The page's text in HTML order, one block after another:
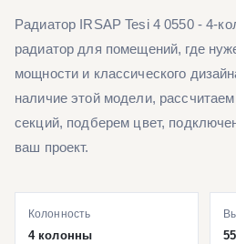
Радиатор IRSAP Tesi 4 0550 - 4-
радиатор для помещений, где
мощности и классического
наличие этой модели,
секций, подберем цвет,
ваш проект.
Колонность
4 колонны